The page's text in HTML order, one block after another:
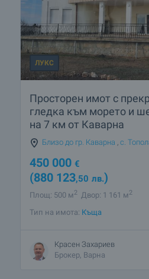
ЛУКС
Просторен имот с
гледка към морето и
на 7 км от Каварна
Близо до гр. Каварна , с.
450 000 €
(880 123,50 лв.)
Площ: 500 м2 Двор: 1 161 м2
Тип на имота: Къща
Красен Захариев
Брокер, Варна